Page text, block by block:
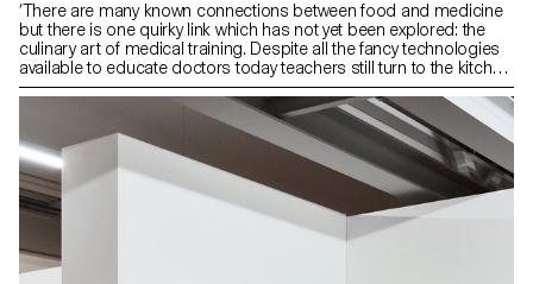
‘There are many known connections between food and medicine
but there is one quirky link which has not yet been explored: the
culinary art of medical training. Despite all the fancy technologies
available to educate doctors today teachers still turn to the kitchen
fridge or pantry to train students in the skills of their profession.
Grapes are perfect for practicing fragile skin suturing.
Neurosurgeons learn how to measure the pres-sure of a robotic
drill on eggshells.‘ We collaborated with The Gourmand, London
based magazine initiated by art director David Lane.